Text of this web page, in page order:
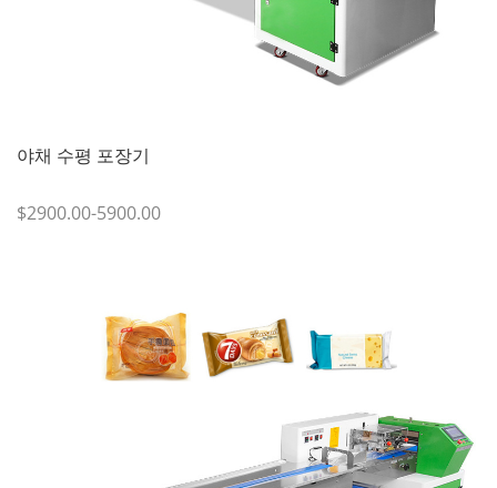
야채 수평 포장기
$2900.00-5900.00